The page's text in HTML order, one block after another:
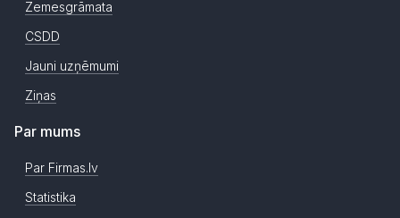
Zemesgrāmata
CSDD
Jauni uzņēmumi
Ziņas
Par mums
Par Firmas.lv
Statistika